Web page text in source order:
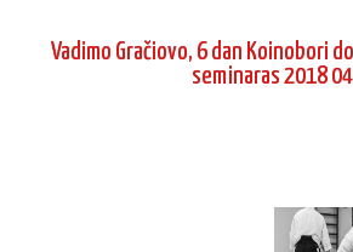
seminaras 2018 04